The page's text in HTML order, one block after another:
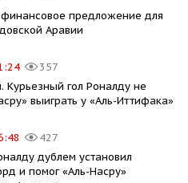
предложение для
Аравии
357
Курьезный гол Роналду не
выиграть у «Аль-Иттифака»
427
дублем установил
и помог «Аль-Насру»